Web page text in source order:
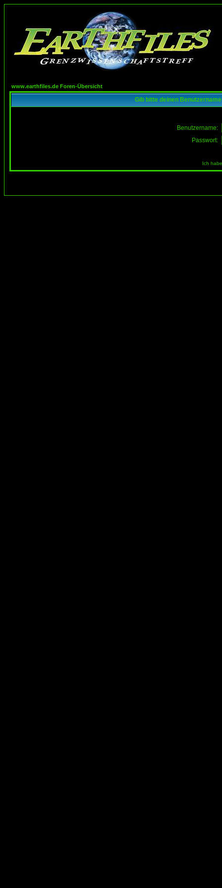
www.earthfiles.de Foren-Übersicht
Gib bitte deinen
Benutzername:
Passwort:
Ich